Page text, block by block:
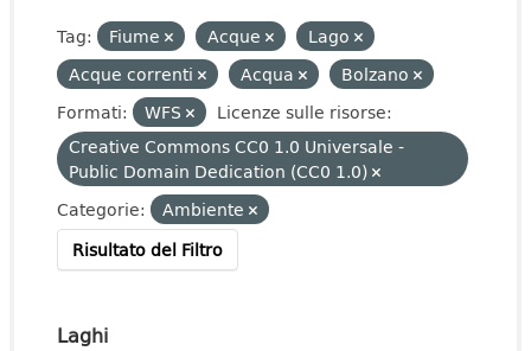
Tag: Fiume Acque
Lago
Acque correnti
Acqua
Bolzano
Formati:
WFS
Licenze sulle risorse:
Creative Commons CC0 1.0 Universale -
Public Domain Dedication (CC0 1.0)
Categorie:
Ambiente
Risultato del Filtro
Laghi